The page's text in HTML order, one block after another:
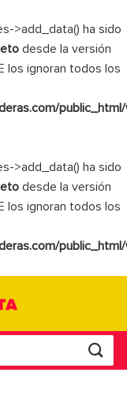
>add_data() ha sido
desde la versión
los ignoran todos los
>add_data() ha sido
desde la versión
los ignoran todos los